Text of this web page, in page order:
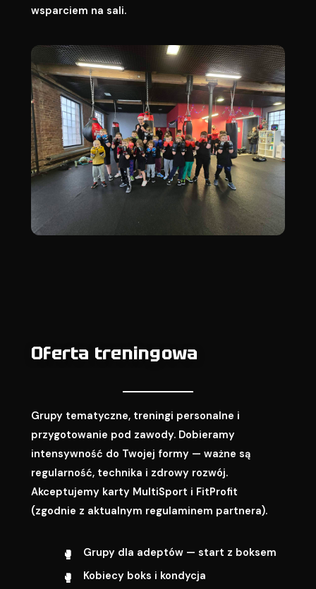
wsparciem na sali.
Oferta treningowa
Grupy tematyczne, treningi personalne i
przygotowanie pod zawody. Dobieramy
intensywność do Twojej formy — ważne są
regularność, technika i zdrowy rozwój.
Akceptujemy karty MultiSport i FitProfit
(zgodnie z aktualnym regulaminem partnera).
Grupy dla adeptów — start z boksem
Kobiecy boks i kondycja